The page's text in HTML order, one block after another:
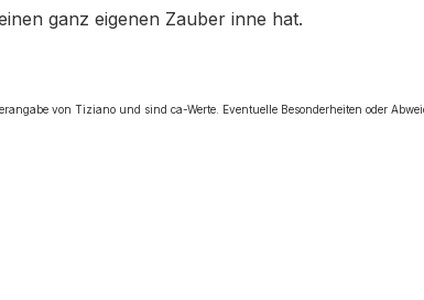
ganz eigenen Zauber inne hat.
von Tiziano und sind ca-Werte. Eventuelle Besonderheiten oder